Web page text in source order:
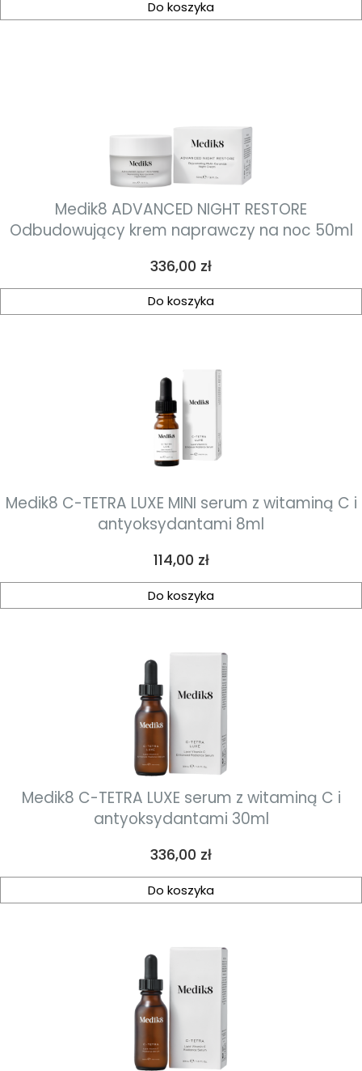
Do koszyka
Medik8 ADVANCED NIGHT RESTORE
Odbudowujący krem naprawczy na noc 50ml
Cena
336,00 zł
Do koszyka
Medik8 C-TETRA LUXE MINI serum z witaminą C i
antyoksydantami 8ml
Cena
114,00 zł
Do koszyka
Medik8 C-TETRA LUXE serum z witaminą C i
antyoksydantami 30ml
Cena
336,00 zł
Do koszyka